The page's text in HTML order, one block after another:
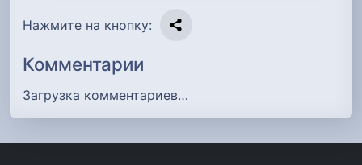
Нажмите на кнопку:
Комментарии
Загрузка комментариев…